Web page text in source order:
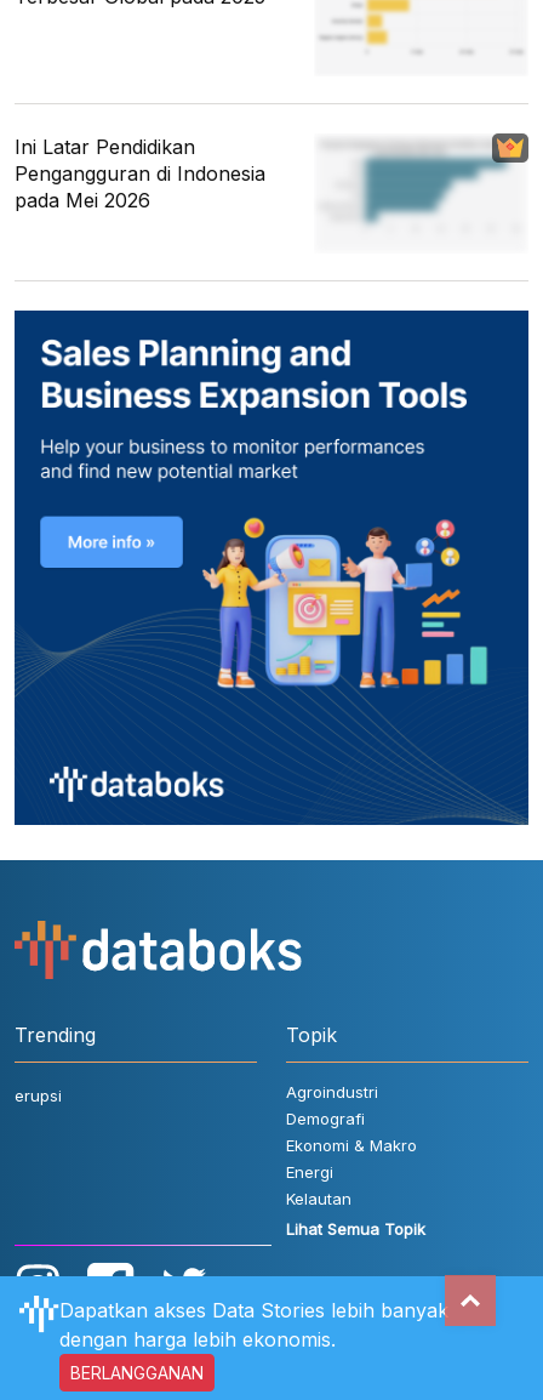
Ini Latar Pendidikan
Pengangguran di Indonesia
pada Mei 2026
Trending
erupsi
Topik
Agroindustri
Demografi
Ekonomi & Makro
Energi
Kelautan
Lihat Semua Topik
Aturan Pengguna Hubungi Kami
Dapatkan akses Data Stories lebih banyak
dengan harga lebih ekonomis.
BERLANGGANAN